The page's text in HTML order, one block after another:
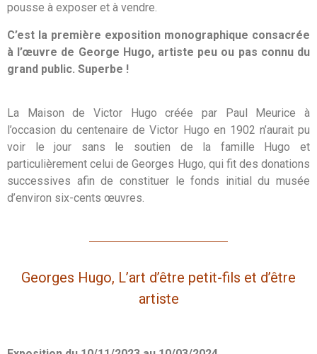
pousse à exposer et à vendre.
C’est la première exposition monographique consacrée
à l’œuvre de George Hugo, artiste peu ou pas connu du
grand public. Superbe !
La Maison de Victor Hugo créée par Paul Meurice à
l’occasion du centenaire de Victor Hugo en 1902 n’aurait pu
voir le jour sans le soutien de la famille Hugo et
particulièrement celui de Georges Hugo, qui fit des donations
successives afin de constituer le fonds initial du musée
d’environ six-cents œuvres.
Georges Hugo, L’art d’être petit-fils et d’être
artiste